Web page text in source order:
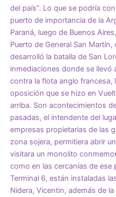
del país”. Lo que se podría
puerto de importancia de la
Paraná, luego de Buenos
Puerto de General San
desarrolló la batalla de San
inmediaciones donde se llevó
contra la flota anglo francesa,
oposición que se hizo en
arriba. Son acontecimientos
pasadas, el intendente del
empresas propietarias de las
zona sojera, permitiera abrir
visitara un monolito
como en las cercanías de ese
Terminal 6, están instaladas
Nidera, Vicentin, además de